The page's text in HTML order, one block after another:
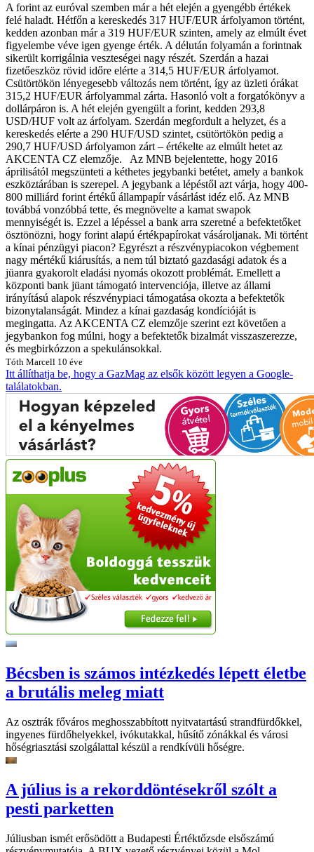
A forint az euróval szemben már a hét elején a gyengébb értékek
felé haladt. Hétfőn a kereskedés 317 HUF/EUR árfolyamon történt,
kedden azonban már a 319 HUF/EUR szinten, amely az elmúlt évet
figyelembe véve igen gyenge érték. A délután folyamán a forintnak
sikerült korrigálnia veszteségei nagy részét. Szerdán a hazai
fizetőeszköz rövid időre elérte a 314,5 HUF/EUR árfolyamot.
Csütörtökön lényegesebb változás nem történt, így az üzleti órákat
315,2 HUF/EUR árfolyammal zárta. Hasonló volt a forgatókönyv a
dollárpáron is. A hét elején gyengült a forint, kedden 293,8
USD/HUF volt az árfolyam. Szerdán megfordult a helyzet, és a
kereskedés elérte a 290 HUF/USD szintet, csütörtökön pedig a
290,7 HUF/USD árfolyamon zárt – értékelte az elmúlt hetet az
AKCENTA CZ elemzője.
Az MNB bejelentette, hogy 2016
áprilisától megszünteti a kéthetes jegybanki betétet, amely a bankok
eszköztárában is szerepel. A jegybank a lépéstől azt várja, hogy 400-
800 milliárd forint értékű állampapír vásárlást idéz elő. Az MNB
továbbá vonzóbbá tette, és megnövelte a kamat swapok
mennyiségét is. Ezzel a lépéssel a bank arra szeretné a befektetőket
ösztönözni, hogy forint alapú értékpapírokat vásároljanak. Mi történt
a kínai pénzügyi piacon? Egyrészt a részvénypiacokon végbement
nagy mértékű kiárusítás, a nem túl biztató gazdasági adatok és a
jüanra gyakorolt eladási nyomás okozott problémát. Emellett a
központi bank jüant támogató intervenciója, illetve az állami
irányítású alapok részvénypiaci támogatása okozta a befektetők
bizonytalanságát. Mindez a kínai gazdaság kondícióját is
megingatta. Az AKCENTA CZ elemzője szerint ezt követően a
jegybankon fog múlni, hogy a befektetők bizalmát visszaszerezze,
és megbirkózzon a spekulánsokkal.
Tóth Marcell 10 éve
Itt állíthatja be, hogy a GazMag az elsők között legyen a Google-
találatokban.
Bécsben is számos intézkedés lépett életbe
a brutális meleg miatt
Az osztrák főváros meghosszabbított nyitvatartású strandfürdőkkel,
ingyenes fürdőhelyekkel, ivókutakkal, hűsítő zónákkal és városi
hőségriasztási szolgálattal készül a rendkívüli hőségre.
A július is a rekorddöntésekről szólt a
pesti parketten
Júliusban ismét erősödött a Budapesti Értéktőzsde elsőszámú